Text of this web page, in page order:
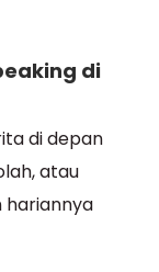
di
di depan
atau